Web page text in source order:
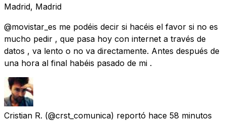
Madrid, Madrid
@movistar_es me podéis decir si hacéis el favor si no es
mucho pedir , que pasa hoy con internet a través de
datos , va lento o no va directamente. Antes después de
una hora al final habéis pasado de mi .
Cristian R. (@crst_comunica) reportó hace 58 minutos